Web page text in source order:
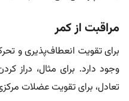
مراقبت از کمر
برای تقویت انعطاف‌پذیری و
وجود دارد. برای مثال،
تعادل، برای تقویت عضلات